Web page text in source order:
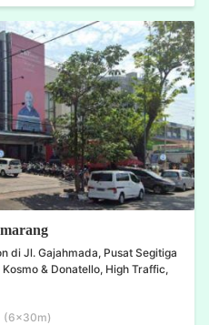
di Jl. Gajahmada, Pusat Segitiga
& Donatello, High Traffic,
(6x30m)